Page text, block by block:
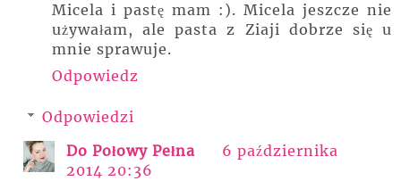
Micela i pastę mam :). Micela jeszcze nie
używałam, ale pasta z Ziaji dobrze się u
mnie sprawuje.
Odpowiedz
Odpowiedzi
Do Połowy Pełna
6 października
2014 20:36